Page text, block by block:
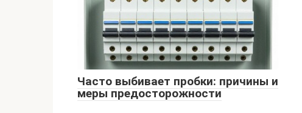
Часто выбивает пробки: причины и
меры предосторожности